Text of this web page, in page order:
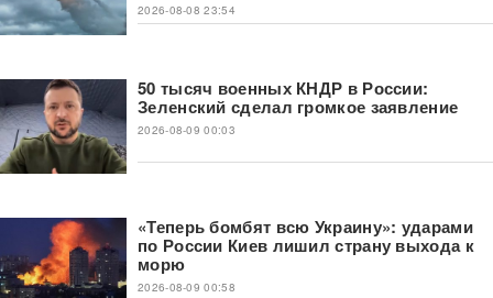
2026-08-08 23:54
50 тысяч военных КНДР в России:
Зеленский сделал громкое заявление
2026-08-09 00:03
«Теперь бомбят всю Украину»: ударами
по России Киев лишил страну выхода к
морю
2026-08-09 00:58